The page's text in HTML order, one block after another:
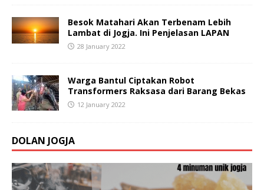
Besok Matahari Akan Terbenam Lebih
Lambat di Jogja. Ini Penjelasan LAPAN
28 January 2022
Warga Bantul Ciptakan Robot
Transformers Raksasa dari Barang Bekas
12 January 2022
DOLAN JOGJA